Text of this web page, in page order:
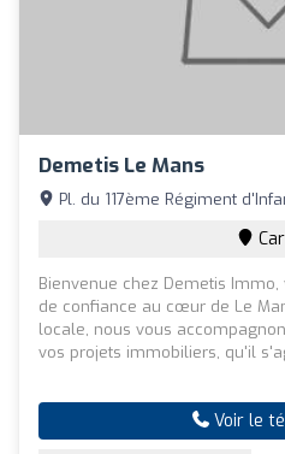
Demetis Le Mans
Pl. du 117ème Régiment
Bienvenue chez Demetis
de confiance au cœur de Le
locale, nous vous
vos projets immobiliers, qu'il
Voir le